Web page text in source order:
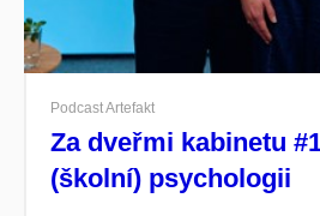
Podcast Artefakt
Za dveřmi kabinetu
(školní) psychologii